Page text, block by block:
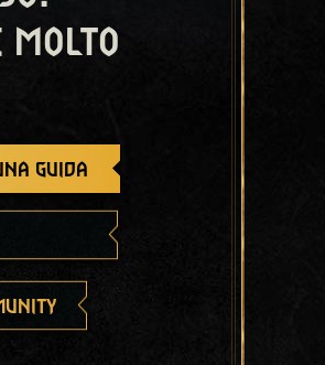
molto
guida